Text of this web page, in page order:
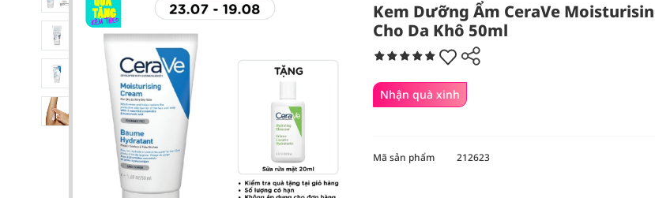
Kem Dưỡng Ẩm CeraVe
Cho Da Khô 50ml
Nhận quà xinh
Mã sản phẩm 212623